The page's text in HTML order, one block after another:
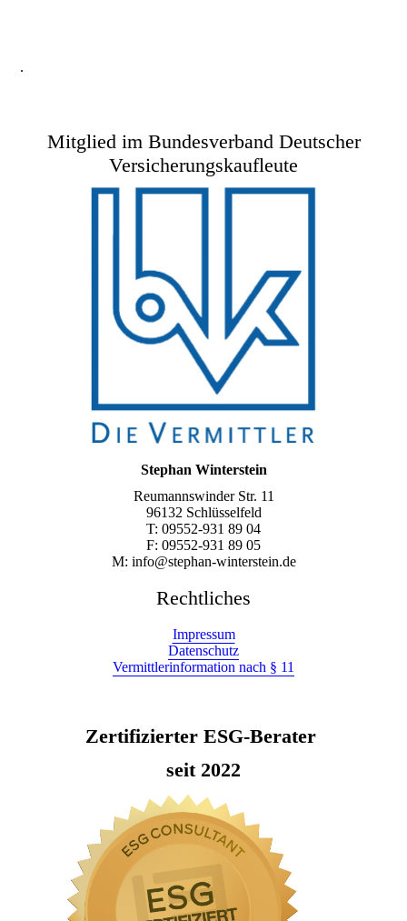
.
Mitglied im Bundesverband Deutscher
Versicherungskaufleute
Stephan Winterstein
Reumannswinder Str. 11
96132 Schlüsselfeld
T: 09552-931 89 04
F: 09552-931 89 05
M: info@stephan-winterstein.de
Rechtliches
Impressum
Datenschutz
Vermittlerinformation nach § 11
Zertifizierter ESG-Berater
seit 2022